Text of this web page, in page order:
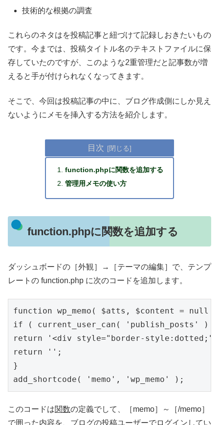
技術的な根拠の調査
これらのネタはを投稿記事と紐づけて記録しおきたいもの
です。今までは、投稿タイトル名のテキストファイルに保
存していたのですが、このような2重管理だと記事数が増
えると手が付けられなくなってきます。
そこで、今回は投稿記事の中に、ブログ作成側にしか見え
ないようにメモを挿入する方法を紹介します。
目次
function.phpに関数を追加する
管理用メモの使い方
function.phpに関数を追加する
ダッシュボードの［外観］→［テーマの編集］で、テンプ
レートの function.php に次のコードを追加します。
function wp_memo( $atts, $content = null
if ( current_user_can( 'publish_posts' ) )
return '<div style="border-
return '';
}
add_shortcode( 'memo', 'wp_memo' );
このコードは関数の定義でして、［memo］～［/memo］
で囲った内容を、ブログの投稿ユーザーでログインしてい